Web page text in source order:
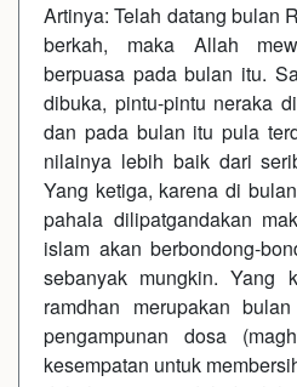
Artinya: Telah datang bulan
berkah, maka Allah
berpuasa pada bulan itu.
dibuka, pintu-pintu neraka
dan pada bulan itu pula
nilainya lebih baik dari
Yang ketiga, karena di
pahala dilipatgandakan
islam akan berbondong-
sebanyak mungkin. Yang
ramdhan merupakan
pengampunan dosa
kesempatan untuk